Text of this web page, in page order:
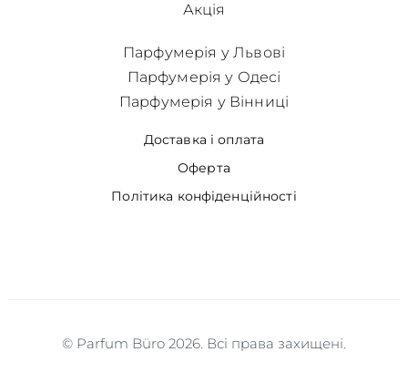
Акція
Доставка і оплата
Оферта
Політика конфіденційності
Парфумерія у Львові
Парфумерія у Одесі
Парфумерія у Вінниці
© Parfum Büro 2026. Всі права захищені.